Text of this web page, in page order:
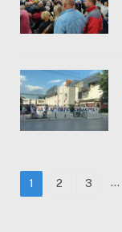
1 2 3 …